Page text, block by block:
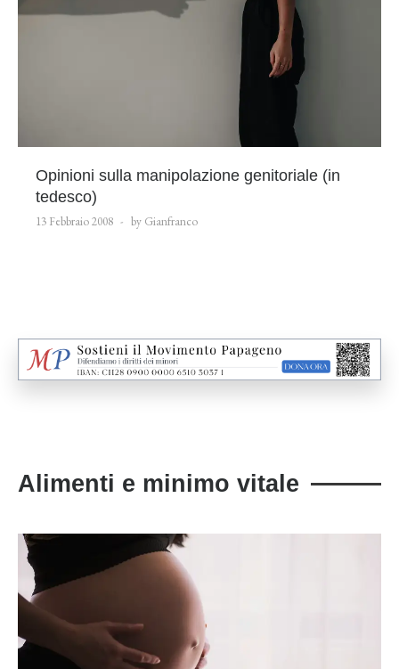
Opinioni sulla manipolazione genitoriale (in
tedesco)
13 Febbraio 2008 by Gianfranco
Alimenti e minimo vitale